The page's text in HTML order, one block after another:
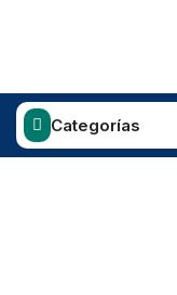
Categorías